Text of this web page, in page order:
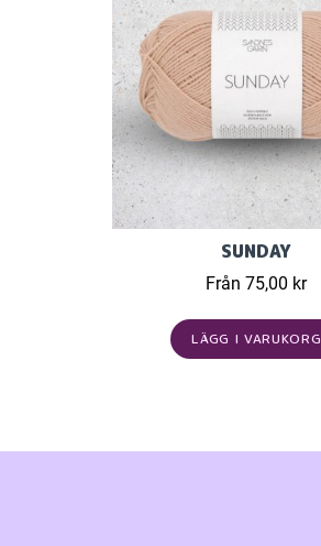
SUNDAY
Från 75,00 kr
LÄGG I VARUKORG